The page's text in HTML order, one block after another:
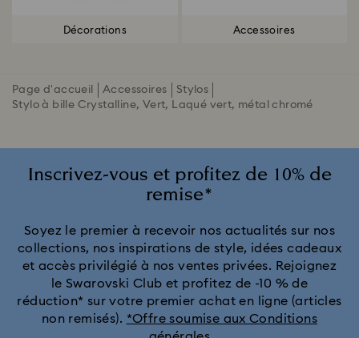
Décorations Accessoires
Page d'accueil Accessoires
Stylos
Stylo à bille Crystalline, Vert, Laqué vert, métal chromé
Inscrivez-vous et profitez de 10% de
remise*
Soyez le premier à recevoir nos actualités sur nos
collections, nos inspirations de style, idées cadeaux
et accès privilégié à nos ventes privées. Rejoignez
le Swarovski Club et profitez de -10 % de
réduction* sur votre premier achat en ligne (articles
non remisés). *Offre soumise aux Conditions